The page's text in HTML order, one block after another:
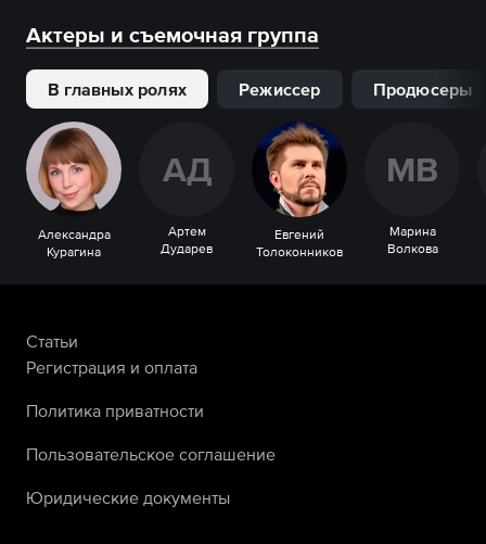
Актеры и съемочная группа
В главных ролях Режиссер Продюсеры
Александра
Курагина
АД
Артем
Дударев
Евгений
Толоконников
МВ
Марина
Волкова
Статьи
Регистрация и оплата
Политика приватности
Пользовательское соглашение
Юридические документы